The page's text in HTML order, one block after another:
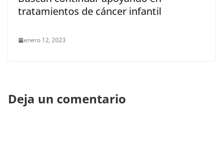
tratamientos de cáncer infantil
enero 12, 2023
Deja un comentario